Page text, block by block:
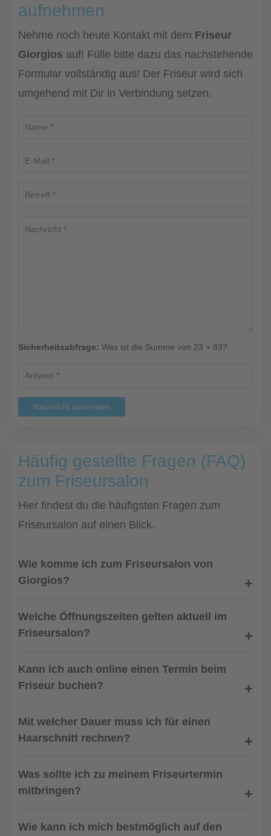
aufnehmen
Nehme noch heute Kontakt mit dem Friseur
Giorgios auf! Fülle bitte dazu das nachstehende
Formular vollständig aus! Der Friseur wird sich
umgehend mit Dir in Verbindung setzen.
Sicherheitsabfrage: Was ist die Summe von 23 + 83?
Nachricht absenden
Häufig gestellte Fragen (FAQ)
zum Friseursalon
Hier findest du die häufigsten Fragen zum
Friseursalon auf einen Blick.
Wie komme ich zum Friseursalon von
Giorgios?
Welche Öffnungszeiten gelten aktuell im
Friseursalon?
Kann ich auch online einen Termin beim
Friseur buchen?
Mit welcher Dauer muss ich für einen
Haarschnitt rechnen?
Was sollte ich zu meinem Friseurtermin
mitbringen?
Wie kann ich mich bestmöglich auf den